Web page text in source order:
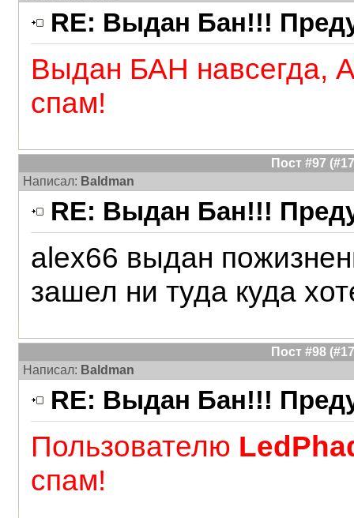
RE: Выдан Бан!!!
Выдан БАН навсегда,
спам!
Пост #97
Написал: Baldman
RE: Выдан Бан!!!
alex66 выдан
зашел ни туда куда
Пост #98
Написал: Baldman
RE: Выдан Бан!!!
Пользователю
спам!